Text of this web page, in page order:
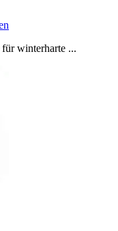
winterharte ...